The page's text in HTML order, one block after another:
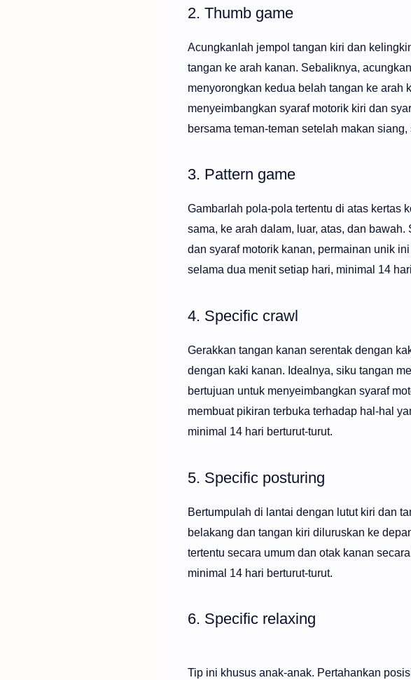
2. Thumb game
Acungkanlah jempol tangan kiri dan
tangan ke arah kanan. Sebaliknya,
menyorongkan kedua belah tangan ke arah
menyeimbangkan syaraf motorik kiri dan
bersama teman-teman setelah makan
3. Pattern game
Gambarlah pola-pola tertentu di atas kertas
sama, ke arah dalam, luar, atas, dan
dan syaraf motorik kanan, permainan unik
selama dua menit setiap hari, minimal 14
4. Specific crawl
Gerakkan tangan kanan serentak dengan
dengan kaki kanan. Idealnya, siku tangan
bertujuan untuk menyeimbangkan syaraf
membuat pikiran terbuka terhadap hal-hal
minimal 14 hari berturut-turut.
5. Specific posturing
Bertumpulah di lantai dengan lutut kiri dan
belakang dan tangan kiri diluruskan ke
tertentu secara umum dan otak kanan
minimal 14 hari berturut-turut.
6. Specific relaxing
Tip ini khusus anak-anak. Pertahankan